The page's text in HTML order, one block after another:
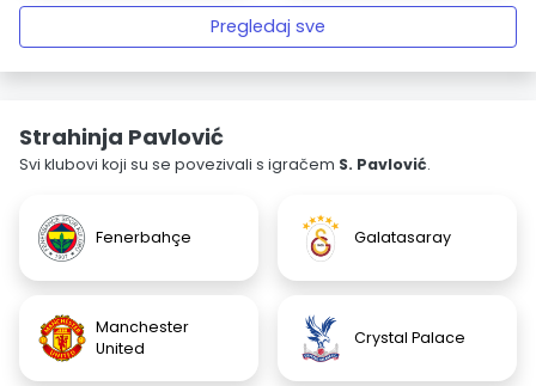
Pregledaj sve
Strahinja Pavlović
Svi klubovi koji su se povezivali s igračem S. Pavlović.
Fenerbahçe Galatasaray
Manchester
United
Crystal Palace